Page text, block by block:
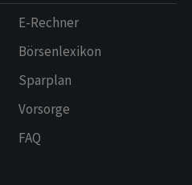
E-Rechner
Börsenlexikon
Sparplan
Vorsorge
FAQ